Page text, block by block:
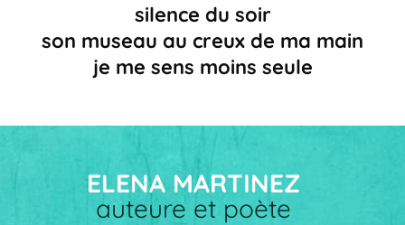
silence du soir
son museau au creux de ma main
je me sens moins seule
ELENA MARTINEZ
auteure et poète